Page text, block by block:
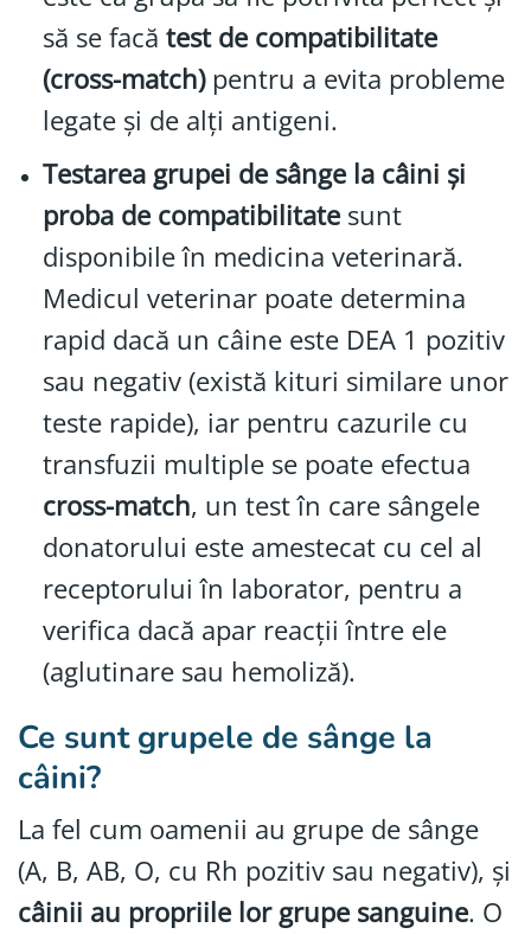
să se facă test de compatibilitate
(cross-match)pentru a evita probleme
legate și de alți antigeni.
Testarea grupei de sânge la câini și
proba de compatibilitatesunt
disponibile în medicina veterinară.
Medicul veterinar poate determina
rapid dacă un câine este DEA 1 pozitiv
sau negativ (există kituri similare unor
teste rapide), iar pentru cazurile cu
transfuzii multiple se poate efectua
cross-match, un test în care sângele
donatorului este amestecat cu cel al
receptorului în laborator, pentru a
verifica dacă apar reacții între ele
(aglutinare sau hemoliză).
Ce sunt grupele de sânge la
câini?
La fel cum oamenii au grupe de sânge
(A, B, AB, O, cu Rh pozitiv sau negativ), și
câinii au propriile lor grupe sanguine. O